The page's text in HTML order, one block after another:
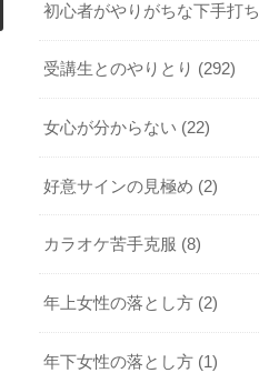
初心者がやりがちな下手打ち
受講生とのやりとり (292)
女心が分からない (22)
好意サインの見極め (2)
カラオケ苦手克服 (8)
年上女性の落とし方 (2)
年下女性の落とし方 (1)